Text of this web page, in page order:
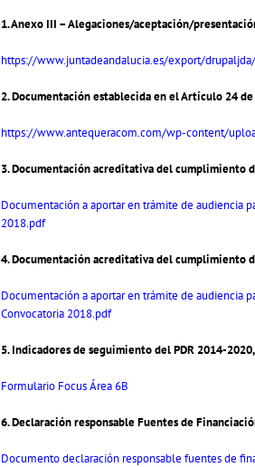
1. Anexo III –Alegaciones/aceptación/
https://www.juntadeandalucia.es/export/
2. Documentación establecida en el Artículo 24
https://www.antequeracom.com/wp-content/
3. Documentación acreditativa del cumplimiento
Documentación a aportar en trámite de audiencia
2018.pdf
4. Documentación acreditativa del cumplimiento
Documentación a aportar en trámite de audiencia
Convocatoria 2018.pdf
5. Indicadores de seguimiento del PDR 2014-
Formulario Focus Área 6B
6. Declaración responsable Fuentes de
Documento declaración responsable fuentes de